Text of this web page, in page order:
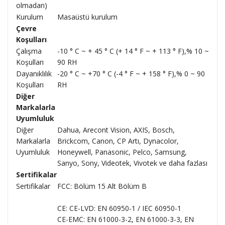
olmadan)
Kurulum
Masaüstü kurulum
Çevre
Koşulları
Çalışma
Koşulları
-10 ° C ~ + 45 ° C (+ 14 ° F ~ + 113 ° F),% 10 ~
90 RH
Dayanıklılık
Koşulları
-20 ° C ~ +70 ° C (-4 ° F ~ + 158 ° F),% 0 ~ 90
RH
Diğer
Markalarla
Uyumluluk
Diğer
Markalarla
Uyumluluk
Dahua, Arecont Vision, AXIS, Bosch,
Brickcom, Canon, CP Artı, Dynacolor,
Honeywell, Panasonic, Pelco, Samsung,
Sanyo, Sony, Videotek, Vivotek ve daha fazlası
Sertifikalar
Sertifikalar
FCC: Bölüm 15 Alt Bölüm B
CE: CE-LVD: EN 60950-1 / IEC 60950-1
CE-EMC: EN 61000-3-2, EN 61000-3-3, EN